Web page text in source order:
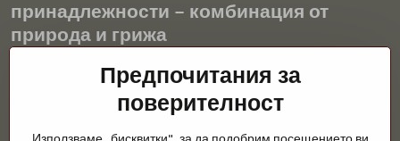
принадлежности – комбинация от
природа и грижа
Градинските езера са красиво допълнение към всеки екстериор
и създават хармонична среда за релаксация и живот на водните
животни. Правилната технология, филтрацията и редовната
Предпочитания за
поверителност